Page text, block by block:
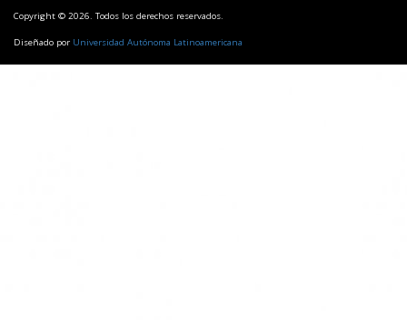
Copyright © 2026. Todos los derechos reservados.
Diseñado por Universidad Autónoma Latinoamericana